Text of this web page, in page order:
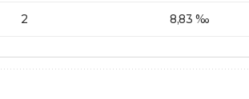
2 8,83 ‰